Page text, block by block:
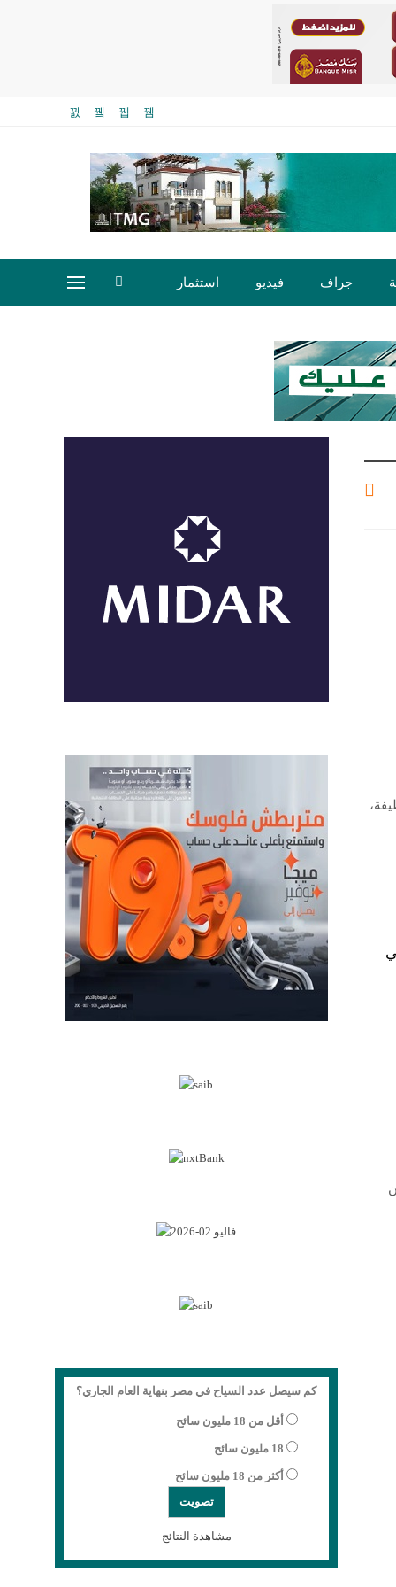
جراف فيديو استثمار
كم سيصل عدد السياح في مصر بنهاية العام الجاري؟
أقل من 18 مليون سائح
18 مليون سائح
أكثر من 18 مليون سائح
مشاهدة النتائج